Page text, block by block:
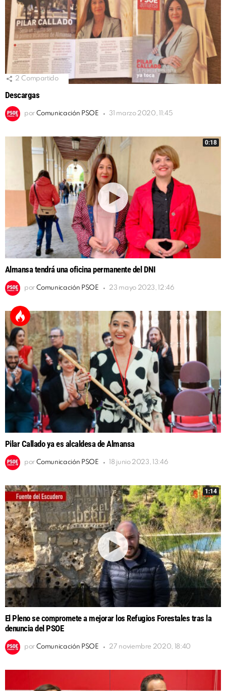
2 Compartido
Descargas
por Comunicación PSOE 31 marzo 2020, 11:45
0:18
Almansa tendrá una oficina permanente del DNI
por Comunicación PSOE 23 mayo 2023, 12:46
Pilar Callado ya es alcaldesa de Almansa
por Comunicación PSOE 18 junio 2023, 13:46
1:14
El Pleno se compromete a mejorar los Refugios Forestales tras la
denuncia del PSOE
por Comunicación PSOE 27 noviembre 2020, 18:40